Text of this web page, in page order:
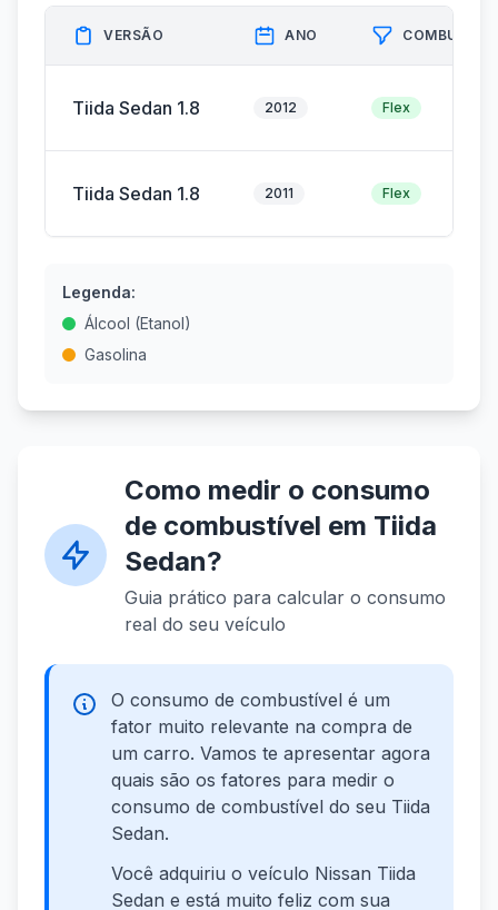
VERSÃO ANO
Tiida Sedan 1.8 2012 Flex
Tiida Sedan 1.8 2011 Flex
Legenda:
Álcool (Etanol)
Gasolina
Como medir o consumo
de combustível em Tiida
Sedan?
Guia prático para calcular o consumo
real do seu veículo
O consumo de combustível é um
fator muito relevante na compra de
um carro. Vamos te apresentar agora
quais são os fatores para medir o
consumo de combustível do seu Tiida
Sedan.
Você adquiriu o veículo Nissan Tiida
Sedan e está muito feliz com sua